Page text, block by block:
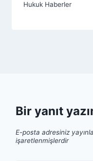
Hukuk Haberler
Bir yanıt
E-posta adresiniz
işaretlenmişlerdir